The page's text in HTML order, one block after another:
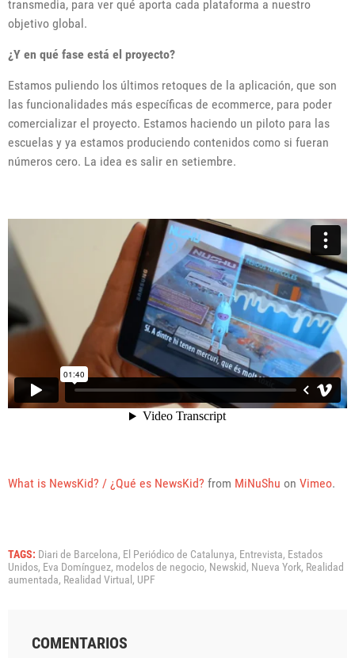
transmedia, para ver qué aporta cada plataforma a nuestro
objetivo global.
¿Y en qué fase está el proyecto?
Estamos puliendo los últimos retoques de la aplicación, que son
las funcionalidades más específicas de ecommerce, para poder
comercializar el proyecto. Estamos haciendo un piloto para las
escuelas y ya estamos produciendo contenidos como si fueran
números cero. La idea es salir en setiembre.
What is NewsKid? / ¿Qué es NewsKid? from MiNuShu on Vimeo.
TAGS: Diari de Barcelona, El Periódico de Catalunya, Entrevista, Estados
Unidos, Eva Domínguez, modelos de negocio, Newskid, Nueva York, Realidad
aumentada, Realidad Virtual, UPF
COMENTARIOS